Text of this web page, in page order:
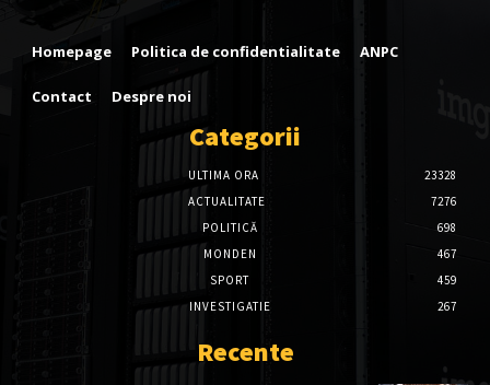
Homepage Politica de confidentialitate ANPC
Contact Despre noi
Categorii
ULTIMA ORA
23328
ACTUALITATE
7276
POLITICĂ
698
MONDEN
467
SPORT
459
INVESTIGATIE
267
Recente